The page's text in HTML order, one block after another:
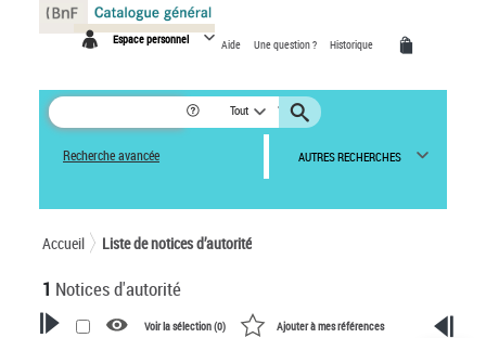
Espace personnel Aide Une question ? Historique
Tout
Recherche avancée AUTRES RECHERCHES
Accueil Liste de notices d’autorité
1 Notices d'autorité
Voir la sélection (0) Ajouter à mes références
Panneau de gestion des cookies